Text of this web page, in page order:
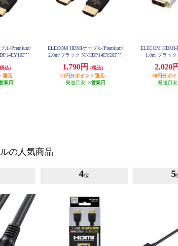
ル/Premium/
込)
還元
業日
ELECOM HDMIケーブル/Premium/
2.0m/ブラック NJ-HDP14EY20BK
1,790円
(税込)
53円分ポイント還元
発送目安: 3営業日
ELECOM
1.0m ブラッ
2,020
60円分ポ
発送目安:
の人気商品
4位 5